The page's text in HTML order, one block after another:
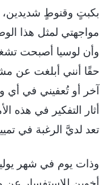
بكبتٍ وقنوطٍ شديدين،
مواجهتي لمثل هذا
وأن لوسيا أصبحت
حقًا أنني أبلغت عن
آخر أو تُعفيني في
أثار التفكير في هذه
تعد لديَّ الرغبة في
وذات يوم في شهر